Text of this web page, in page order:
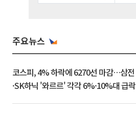
주요뉴스
코스피, 4% 하락에 6270선 마감…삼전
·SK하닉 '와르르' 각각 6%·10%대 급락